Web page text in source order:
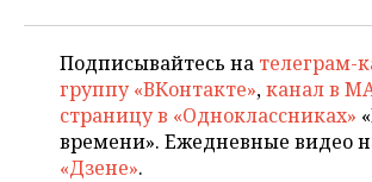
Подписывайтесь на телеграм-
группу «ВКонтакте»,канал в
страницу в «Одноклассниках»
времени». Ежедневные видео
«Дзене».